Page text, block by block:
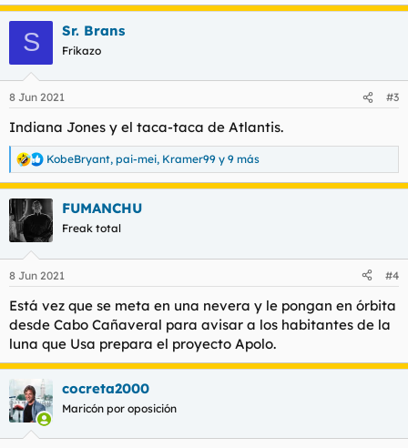
S Sr. Brans
Frikazo
8 Jun 2021 #3
Indiana Jones y el taca-taca de Atlantis.
R
e
a
c
i
e
:
KobeBryant, pai-mei, Kramer99 y 9 más
FUMANCHU
Freak total
8 Jun 2021 #4
Está vez que se meta en una nevera y le pongan en órbita
desde Cabo Cañaveral para avisar a los habitantes de la
luna que Usa prepara el proyecto Apolo.
cocreta2000
Maricón por oposición